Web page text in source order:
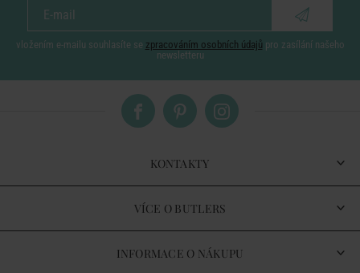
vložením e-mailu souhlasíte se zpracováním osobních údajů pro zasílání našeho
newsletteru
KONTAKTY
VÍCE O BUTLERS
INFORMACE O NÁKUPU